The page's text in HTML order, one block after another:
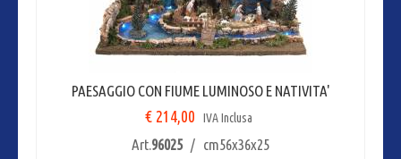
PAESAGGIO CON FIUME LUMINOSO E NATIVITA'
€ 214,00 IVA Inclusa
Art.96025/ cm56x36x25